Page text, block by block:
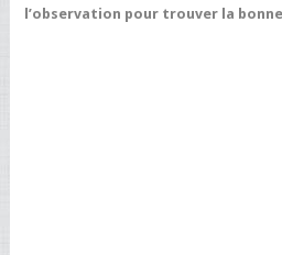
l’observation pour trouver la